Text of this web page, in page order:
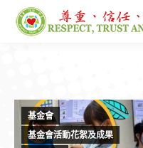
基金會
基金會活動花絮及成果